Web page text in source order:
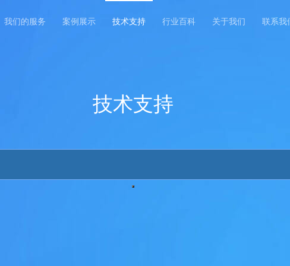
我们的服务 案例展示 技术支持 行业百科 关于我们 联系我
技术支持